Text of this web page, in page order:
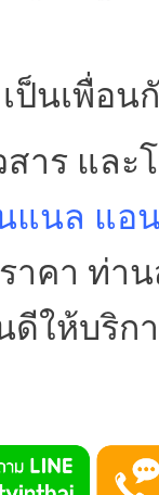
เป็นเพื่อน
าร และ
แนล แอ
คา ท่าน
ดีให้บริก